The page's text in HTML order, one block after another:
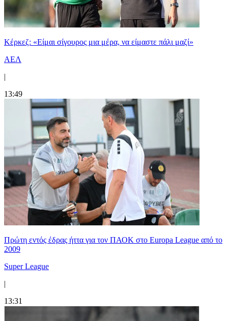
Κέρκεζ: «Είμαι σίγουρος μια μέρα, να είμαστε πάλι μαζί»
ΑΕΛ
|
13:49
Πρώτη εντός έδρας ήττα για τον ΠΑΟΚ στο Europa League από το
2009
Super League
|
13:31